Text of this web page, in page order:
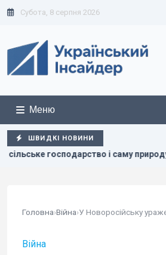
Субота, 8 серпня 2026
Меню
ШВИДКІ НОВИНИ
і саму природу України, - Forbes
Головна›Війна›
Війна